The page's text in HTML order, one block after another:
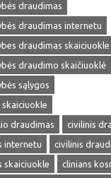
draudimas
draudimas internetu
draudimas skaiciuokle
draudimo skaičiuoklė
sąlygos
draudimas
civilinis
internetu
civilinis
skaiciuokle
clinians